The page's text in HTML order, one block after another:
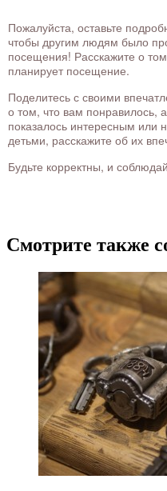
Пожалуйста, оставьте
чтобы другим людям было
посещения! Расскажите о
планирует посещение.
Поделитесь с своими
о том, что вам понравилось,
показалось интересным
детьми, расскажите об их
Будьте корректны, и
Смотрите также